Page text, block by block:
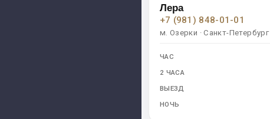
Лера
+7 (981) 848-01-01
м. Озерки · Санкт-Петербург
ЧАС
2 ЧАСА
ВЫЕЗД
НОЧЬ